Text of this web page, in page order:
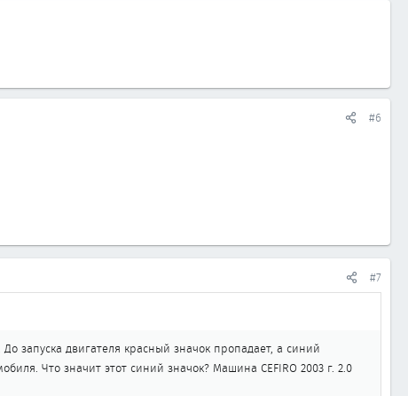
#6
#7
запуска двигателя красный значок пропадает, а синий
Что значит этот синий значок? Машина CEFIRO 2003 г. 2.0